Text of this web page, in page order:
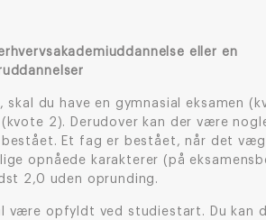
eller en
du have en gymnasial eksamen
(kvote 2). Derudover kan der være
Et fag er bestået, når det
opnåede karakterer (på
2,0 uden oprunding.
være opfyldt ved studiestart. Du kan